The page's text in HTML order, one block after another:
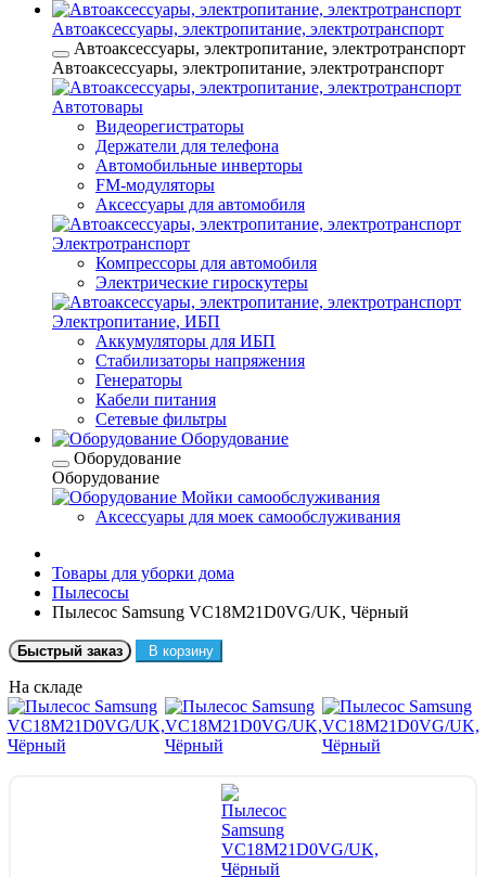
Автоаксессуары, электропитание, электротранспорт
Автоаксессуары, электропитание, электротранспорт
Автоаксессуары, электропитание, электротранспорт
Автотовары
Видеорегистраторы
Держатели для телефона
Автомобильные инверторы
FM-модуляторы
Аксессуары для автомобиля
Электротранспорт
Компрессоры для автомобиля
Электрические гироскутеры
Электропитание, ИБП
Аккумуляторы для ИБП
Стабилизаторы напряжения
Генераторы
Кабели питания
Сетевые фильтры
Оборудование
Оборудование
Оборудование
Мойки самообслуживания
Аксессуары для моек самообслуживания
Товары для уборки дома
Пылесосы
Пылесос Samsung VC18M21D0VG/UK, Чёрный
Быстрый заказ В корзину
На складе